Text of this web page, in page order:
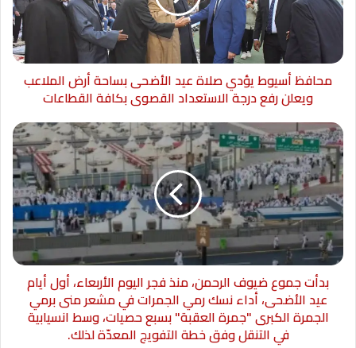
محافظ أسيوط يؤدي صلاة عيد الأضحى بساحة أرض الملاعب
ويعلن رفع درجة الاستعداد القصوى بكافة القطاعات
بدأت جموع ضيوف الرحمن، منذ فجر اليوم الأربعاء، أول أيام
عيد الأضحى، أداء نسك رمي الجمرات في مشعر منى برمي
الجمرة الكبرى "جمرة العقبة" بسبع حصيات، وسط انسيابية
في التنقل وفق خطة التفويج المعدّة لذلك.